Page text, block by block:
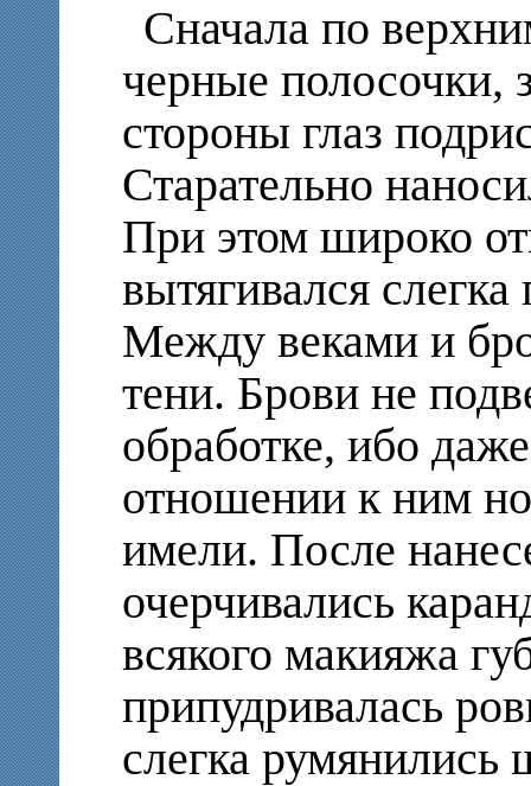
Сначала по
черные полосочки,
стороны глаз
Старательно
При этом широко
вытягивался
Между веками и
тени. Брови не
обработке, ибо
отношении к ним
имели. После
очерчивались
всякого макияжа
припудривалась
слегка румянились